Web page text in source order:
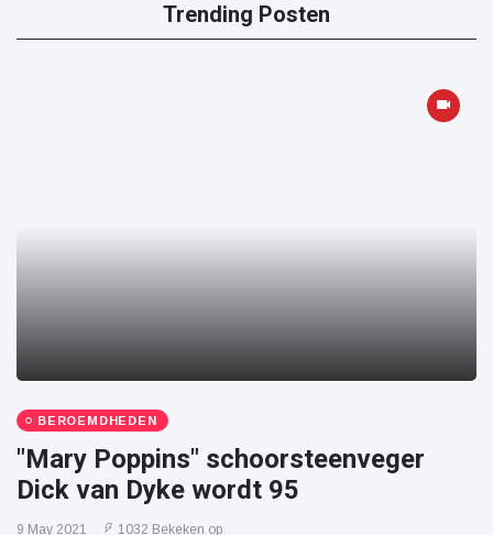
Trending Posten
BEROEMDHEDEN
"Mary Poppins" schoorsteenveger
Dick van Dyke wordt 95
9 May 2021 1032 Bekeken op